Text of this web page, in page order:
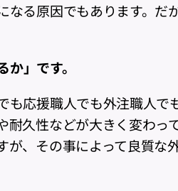
る原因でもあります。だ
か」 です。
応援職人でも外注職人で
久性などが大きく変わっ
、その事によって良質な